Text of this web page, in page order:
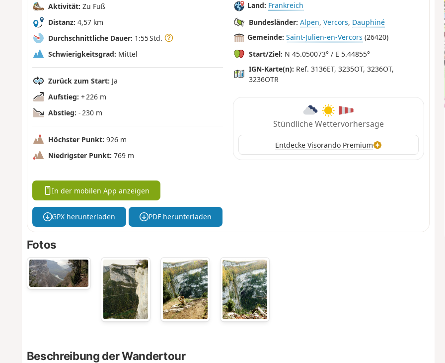
Aktivität: Zu Fuß
Distanz: 4,57 km
Durchschnittliche Dauer: 1:55 Std.
Schwierigkeitsgrad: Mittel
Zurück zum Start: Ja
Aufstieg: + 226 m
Abstieg: - 230 m
Höchster Punkt: 926 m
Niedrigster Punkt: 769 m
Land: Frankreich
Bundesländer: Alpen,Vercors, Dauphiné
Gemeinde: Saint-Julien-en-Vercors (26420)
Start/Ziel: N 45.050073° / E 5.44855°
IGN-Karte(n): Ref. 3136ET, 3235OT, 3236OT,
3236OTR
Stündliche Wettervorhersage
Entdecke Visorando Premium
In der mobilen App anzeigen
GPX herunterladen PDF herunterladen
Fotos
Beschreibung der Wandertour